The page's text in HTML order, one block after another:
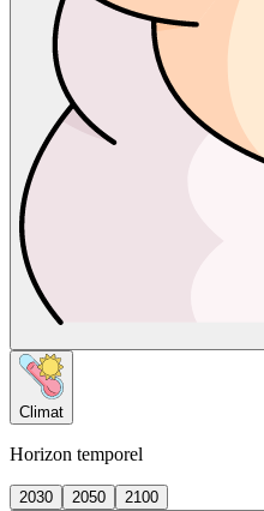
Climat
Horizon temporel
2030 2050
2100